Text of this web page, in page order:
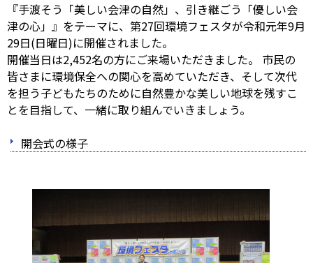
『手渡そう「美しい会津の自然」、引き継ごう「優しい会
津の心」』をテーマに、第27回環境フェスタが令和元年9月
29日(日曜日)に開催されました。
開催当日は2,452名の方にご来場いただきました。 市民の
皆さまに環境保全への関心を高めていただき、そして次代
を担う子どもたちのために自然豊かな美しい地球を残すこ
とを目指して、一緒に取り組んでいきましょう。
開会式の様子